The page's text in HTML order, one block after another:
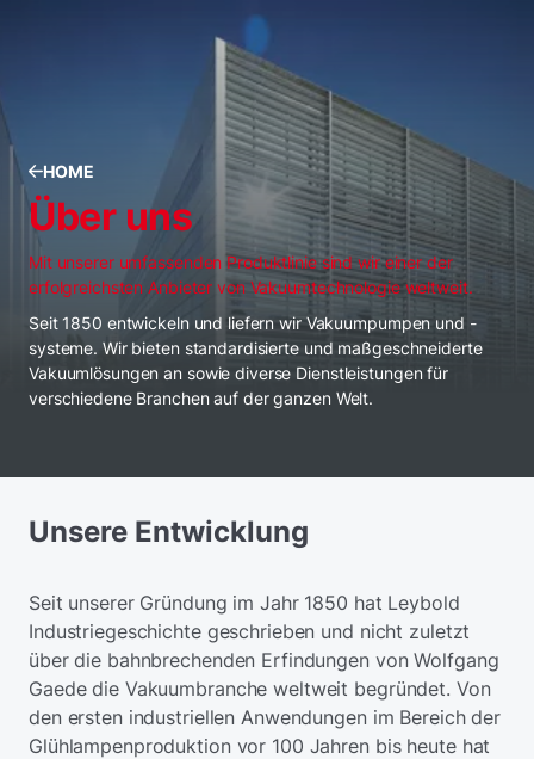
HOME
Über uns
Mit unserer umfassenden Produktlinie sind wir einer der
erfolgreichsten Anbieter von Vakuumtechnologie weltweit.
Seit 1850 entwickeln und liefern wir Vakuumpumpen und -
systeme. Wir bieten standardisierte und maßgeschneiderte
Vakuumlösungen an sowie diverse Dienstleistungen für
verschiedene Branchen auf der ganzen Welt.
Unsere Entwicklung
Seit unserer Gründung im Jahr 1850 hat Leybold
Industriegeschichte geschrieben und nicht zuletzt
über die bahnbrechenden Erfindungen von Wolfgang
Gaede die Vakuumbranche weltweit begründet. Von
den ersten industriellen Anwendungen im Bereich der
Glühlampenproduktion vor 100 Jahren bis heute hat